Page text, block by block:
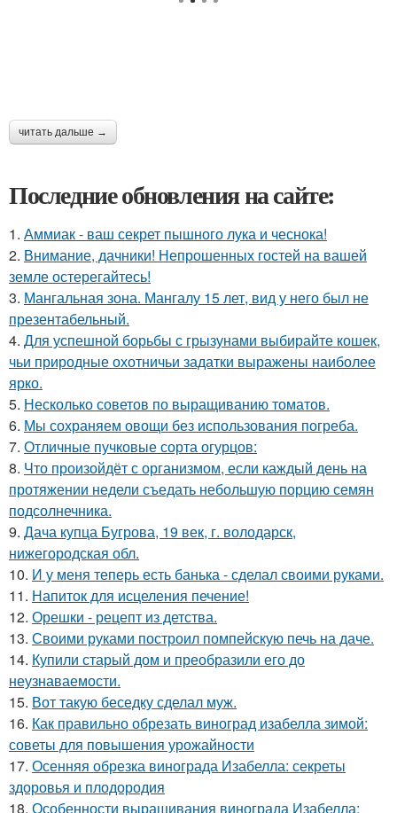
читать дальше →
Последние обновления на сайте:
1. Аммиак - ваш секрет пышного лука и чеснока!
2. Внимание, дачники! Непрошенных гостей на вашей
земле остерегайтесь!
3. Мангальная зона. Мангалу 15 лет, вид у него был не
презентабельный.
4. Для успешной борьбы с грызунами выбирайте кошек,
чьи природные охотничьи задатки выражены наиболее
ярко.
5. Несколько советов по выращиванию томатов.
6. Мы сохраняем овощи без использования погреба.
7. Отличные пучковые сорта огурцов:
8. Что произойдёт с организмом, если каждый день на
протяжении недели съедать небольшую порцию семян
подсолнечника.
9. Дача купца Бугрова, 19 век, г. володарск,
нижегородская обл.
10. И у меня теперь есть банька - сделал своими руками.
11. Напиток для исцеления печение!
12. Орешки - рецепт из детства.
13. Своими руками построил помпейскую печь на даче.
14. Купили старый дом и преобразили его до
неузнаваемости.
15. Вот такую беседку сделал муж.
16. Как правильно обрезать виноград изабелла зимой:
советы для повышения урожайности
17. Осенняя обрезка винограда Изабелла: секреты
здоровья и плодородия
18. Особенности выращивания винограда Изабелла: